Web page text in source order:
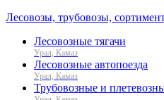
Лесовозы, трубовозы,
Лесовозные тягачи
Урал, Камаз
Лесовозные автопоезда
Урал, Камаз
Трубовозные и